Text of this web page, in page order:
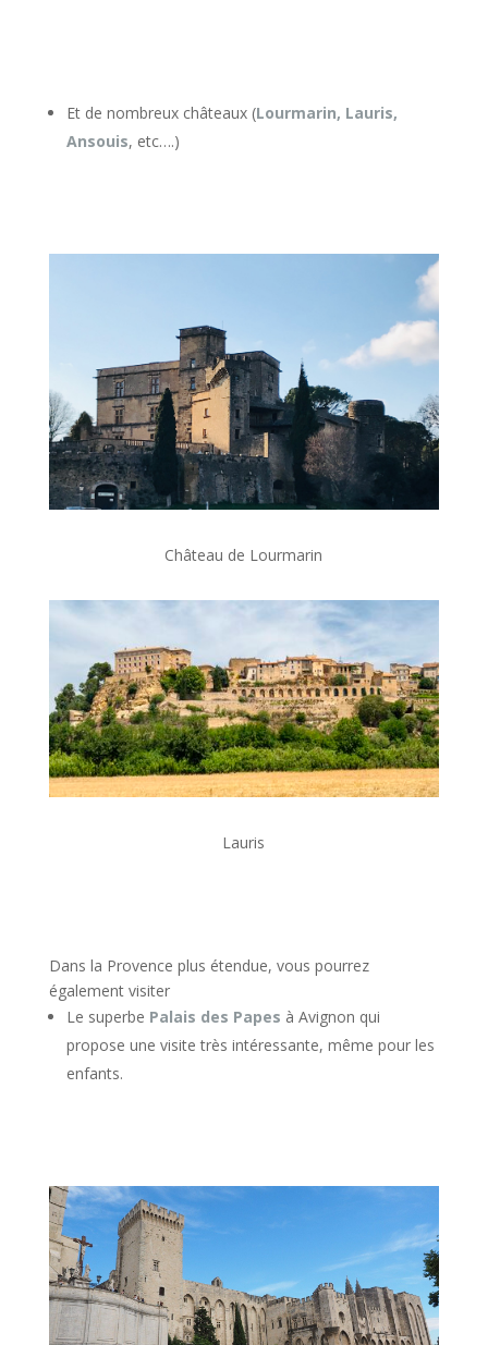
Et de nombreux châteaux (Lourmarin, Lauris,
Ansouis, etc….)
Château de Lourmarin
Lauris
Dans la Provence plus étendue, vous pourrez
également visiter
Le superbe Palais des Papes à Avignon qui
propose une visite très intéressante, même pour les
enfants.